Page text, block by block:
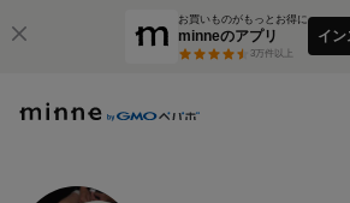
お買いものがもっとお得に
minneのアプリ
3万件以上
イン